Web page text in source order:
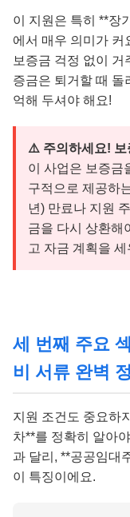
이 지원은 특히 **장
에서 매우 의미가 커
보증금 걱정 없이 거
증금은 퇴거할 때 돌
억해 두셔야 해요!
⚠️ 주의하세요! 보
이 사업은 보증금
구적으로 제공하
년) 만료나 지원
금을 다시 상환해
고 자금 계획을
세 번째 주요
비 서류 완벽
지원 조건도 중요하
차**를 정확히 알아
과 달리, **공공임대
이 특징이에요.